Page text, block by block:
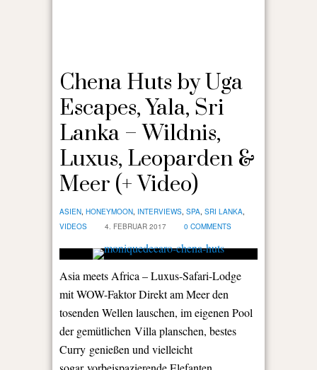
Chena Huts by Uga
Escapes, Yala, Sri
Lanka – Wildnis,
Luxus, Leoparden &
Meer (+ Video)
ASIEN, HONEYMOON, INTERVIEWS, SPA, SRI LANKA,
VIDEOS
4. FEBRUAR 2017 0 COMMENTS
Asia meets Africa – Luxus-Safari-Lodge
mit WOW-Faktor Direkt am Meer den
tosenden Wellen lauschen, im eigenen Pool
der gemütlichen Villa planschen, bestes
Curry genießen und vielleicht